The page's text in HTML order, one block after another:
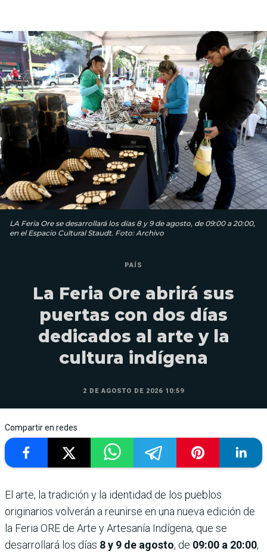
LA Feria Ore se desarrollará los días 8 y 9 de agosto, de 09:00 a 20:00,
en el Espacio Cultural Staudt. Foto: Archivo
PAÍS
La Feria Ore abrirá sus
puertas con dos días
dedicados al arte y la
cultura indígena
2 DE AGOSTO DE 2026 10:59
Compartir en redes
El arte, la tradición y la identidad de los pueblos
originarios volverán a reunirse en una nueva edición de
la Feria ORE de Arte y Artesanía Indígena, que se
desarrollará los días 8 y 9 de agosto, de 09:00 a 20:00,